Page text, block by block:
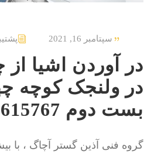
سپتامبر 16, 2021
در آوردن اشیا از
در ولنجک کوچه
بست دوم 09129615767